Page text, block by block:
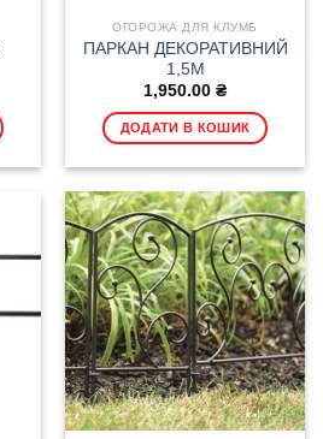
ОГОРОЖА ДЛЯ КЛУМБ
ПАРКАН ДЕКОРАТИВНИЙ
1,5М
1,950.00 ₴
ДОДАТИ В КОШИК